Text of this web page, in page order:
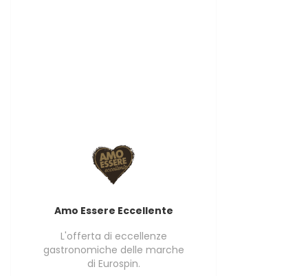
Amo Essere Eccellente
L'offerta di eccellenze
gastronomiche delle marche
di Eurospin.